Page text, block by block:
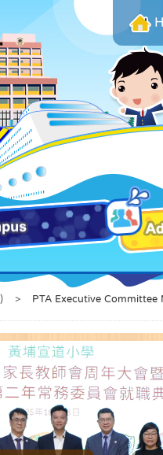
> PTA Executive Committee